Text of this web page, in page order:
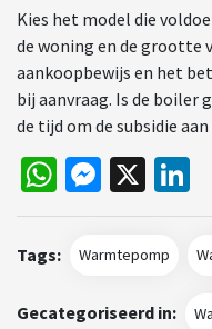
Kies het model die
de woning en de grootte
aankoopbewijs en het
bij aanvraag. Is de boiler
de tijd om de subsidie
WhatsApp
X
Tags: Warmtepomp
Gecategoriseerd in: